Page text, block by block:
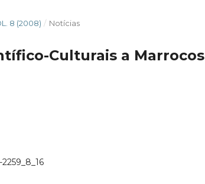
8 (2008) / Notícias
Culturais a Marrocos